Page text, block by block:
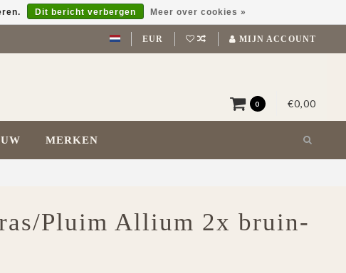
EUR MIJN ACCOUNT
0 €0,00
MERKEN
Pluim Allium 2x bruin-
Dit bericht verbergen Meer over cookies »